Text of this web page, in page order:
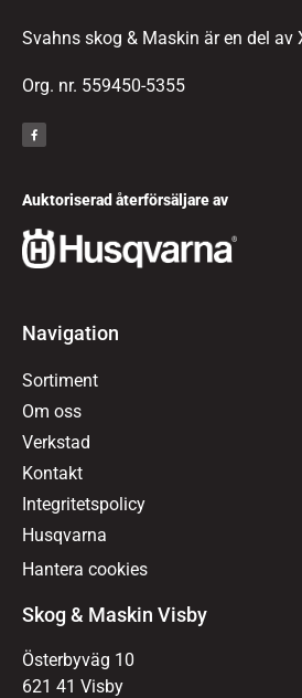
Svahns skog & Maskin är en del av
Org. nr. 559450-5355
Auktoriserad återförsäljare av
Navigation
Sortiment
Om oss
Verkstad
Kontakt
Integritetspolicy
Husqvarna
Hantera cookies
Skog & Maskin Visby
Österbyväg 10
621 41 Visby